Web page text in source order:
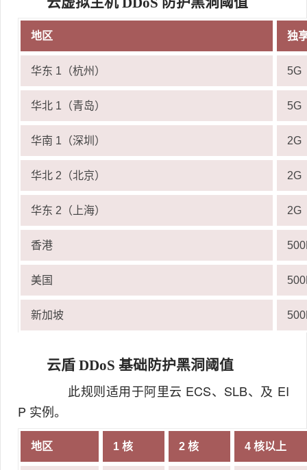
地区 独
华东 1（杭州） 5G
华北 1（青岛） 5G
华南 1（深圳） 2G
华北 2（北京） 2G
华东 2（上海） 2G
香港
美国
新加坡
云盾 DDoS 基础防护黑洞阈值
此规则适用于阿里云 ECS、SLB、及 EI
P 实例。
地区 1 核 2 核 4 核以上